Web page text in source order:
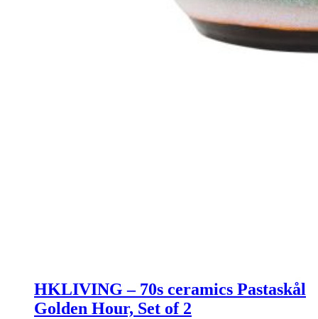
HKLIVING – 70s ceramics Pastaskål
Golden Hour, Set of 2